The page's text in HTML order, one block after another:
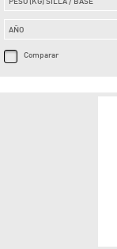
AÑO
Comparar